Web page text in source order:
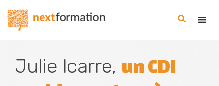
Nextformation
Julie Icarre, un CDI